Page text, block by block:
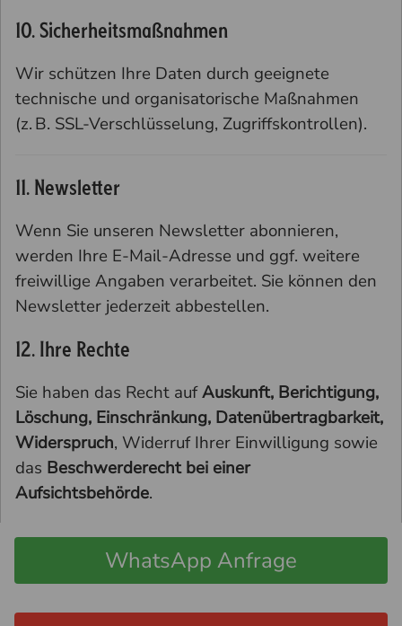
10. Sicherheitsmaßnahmen
Wir schützen Ihre Daten durch geeignete
technische und organisatorische Maßnahmen
(z. B. SSL-Verschlüsselung, Zugriffskontrollen).
11. Newsletter
Wenn Sie unseren Newsletter abonnieren,
werden Ihre E-Mail-Adresse und ggf. weitere
freiwillige Angaben verarbeitet. Sie können den
Newsletter jederzeit abbestellen.
12. Ihre Rechte
Sie haben das Recht aufAuskunft, Berichtigung,
Löschung, Einschränkung, Datenübertragbarkeit,
Widerspruch, Widerruf Ihrer Einwilligung sowie
das Beschwerderecht bei einer
Aufsichtsbehörde.
WhatsApp Anfrage